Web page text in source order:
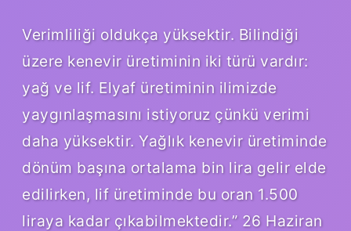
Verimliliği oldukça yüksektir. Bilindiği
üzere kenevir üretiminin iki türü vardır:
yağ ve lif. Elyaf üretiminin ilimizde
yaygınlaşmasını istiyoruz çünkü verimi
daha yüksektir. Yağlık kenevir üretiminde
dönüm başına ortalama bin lira gelir elde
edilirken, lif üretiminde bu oran 1.500
liraya kadar çıkabilmektedir.” 26 Haziran